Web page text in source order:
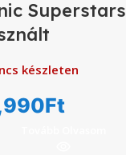
Superstars
készleten
Ft